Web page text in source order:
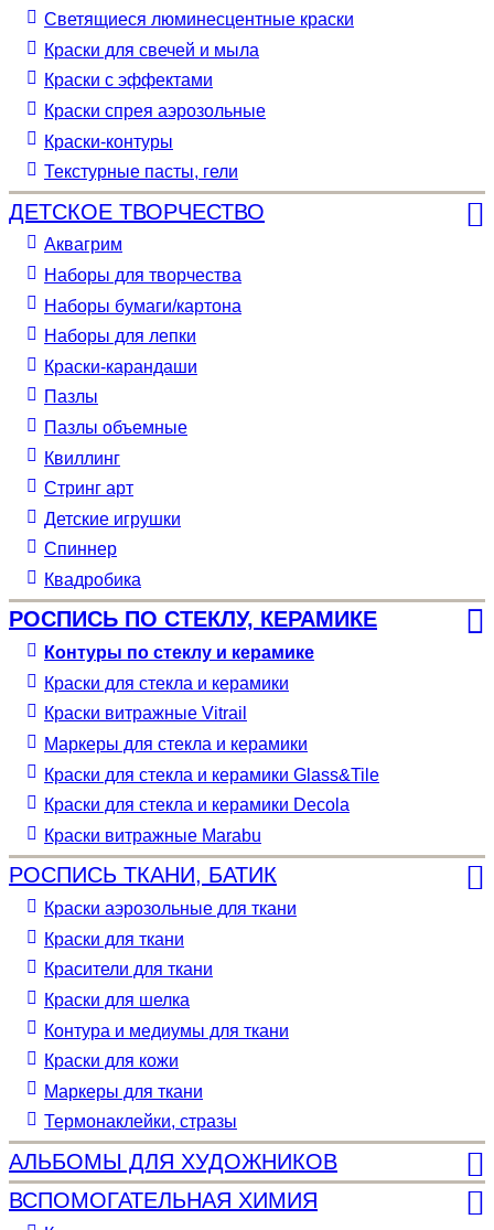
Светящиеся люминесцентные краски
Краски для свечей и мыла
Краски с эффектами
Краски спрея аэрозольные
Краски-контуры
Текстурные пасты, гели
ДЕТСКОЕ ТВОРЧЕСТВО
Аквагрим
Наборы для творчества
Наборы бумаги/картона
Наборы для лепки
Краски-карандаши
Пазлы
Пазлы объемные
Квиллинг
Стринг арт
Детские игрушки
Спиннер
Квадробика
РОСПИСЬ ПО СТЕКЛУ, КЕРАМИКЕ
Контуры по стеклу и керамике
Краски для стекла и керамики
Краски витражные Vitrail
Маркеры для стекла и керамики
Краски для стекла и керамики Glass&Tile
Краски для стекла и керамики Decola
Краски витражные Marabu
РОСПИСЬ ТКАНИ, БАТИК
Краски аэрозольные для ткани
Краски для ткани
Красители для ткани
Краски для шелка
Контура и медиумы для ткани
Краски для кожи
Маркеры для ткани
Термонаклейки, стразы
АЛЬБОМЫ ДЛЯ ХУДОЖНИКОВ
ВСПОМОГАТЕЛЬНАЯ ХИМИЯ